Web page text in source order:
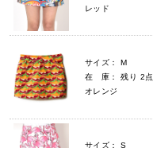
レッド
サイズ： M
在 庫： 残り 2点
オレンジ
サイズ： S